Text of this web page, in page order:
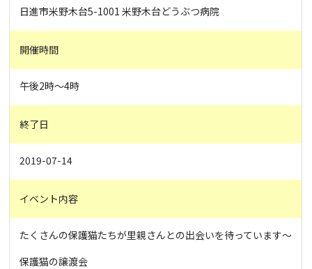
日進市米野木台5-1001 米野木台どうぶつ病院
開催時間
午後2時～4時
終了日
2019-07-14
イベント内容
たくさんの保護猫たちが里親さんとの出会いを待っています～
保護猫の譲渡会